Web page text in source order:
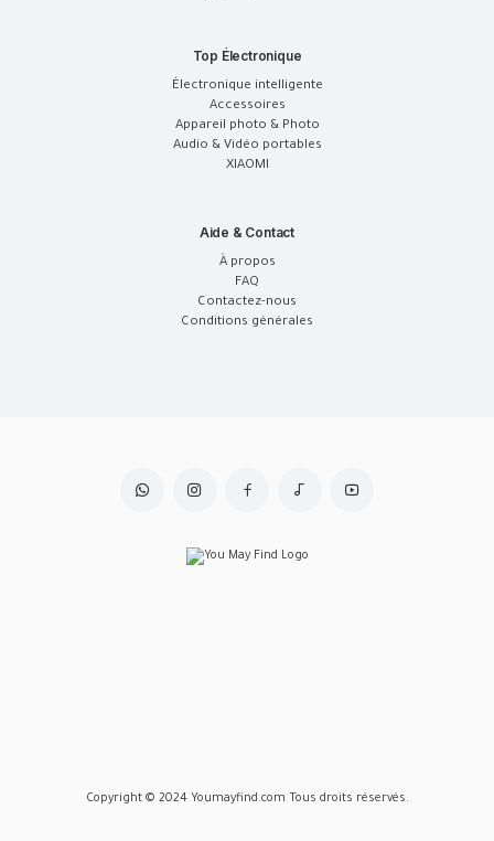
Top Électronique
Électronique intelligente
Accessoires
Appareil photo & Photo
Audio & Vidéo portables
XIAOMI
Aide & Contact
À propos
FAQ
Contactez-nous
Conditions générales
Copyright © 2024 Youmayfind.com Tous droits réservés.